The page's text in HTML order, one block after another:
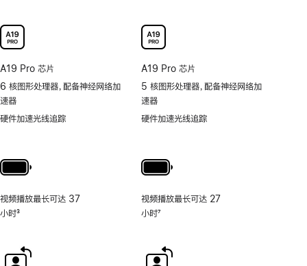
A19 Pro 芯片
6 核图形处理器，配备神经网络加
速器
硬件加速光线追踪
视频播放最长可达 37
小时3
A19 Pro 芯片
5 核图形处理器，配备神经网络加
速器
硬件加速光线追踪
视频播放最长可达 27
小时7